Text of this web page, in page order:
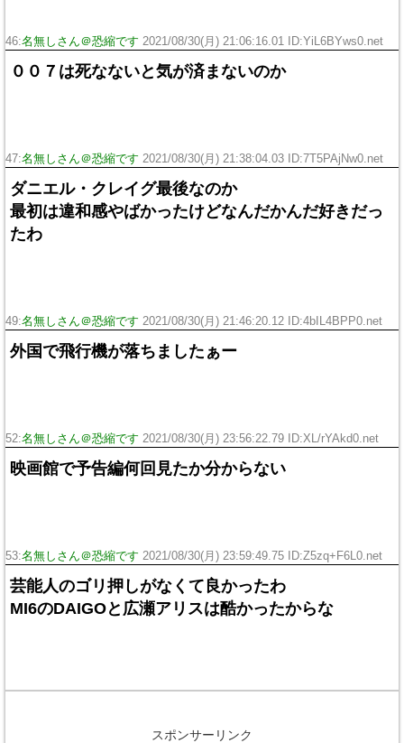
46:名無しさん＠恐縮です 2021/08/30(月) 21:06:16.01 ID:YiL6BYws0.net
００７は死なないと気が済まないのか
47:名無しさん＠恐縮です 2021/08/30(月) 21:38:04.03 ID:7T5PAjNw0.net
ダニエル・クレイグ最後なのか
最初は違和感やばかったけどなんだかんだ好きだっ
たわ
49:名無しさん＠恐縮です 2021/08/30(月) 21:46:20.12 ID:4bIL4BPP0.net
外国で飛行機が落ちましたぁー
52:名無しさん＠恐縮です 2021/08/30(月) 23:56:22.79 ID:XL/rYAkd0.net
映画館で予告編何回見たか分からない
53:名無しさん＠恐縮です 2021/08/30(月) 23:59:49.75 ID:Z5zq+F6L0.net
芸能人のゴリ押しがなくて良かったわ
MI6のDAIGOと広瀬アリスは酷かったからな
スポンサーリンク